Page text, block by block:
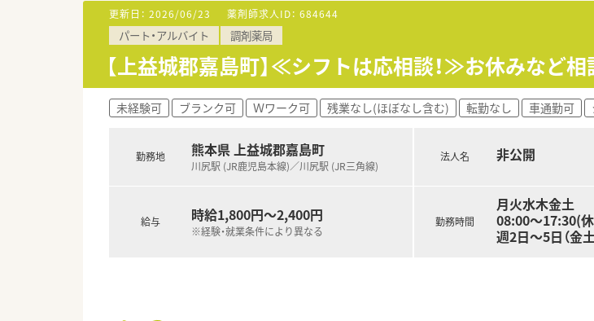
【法人特徴について】
■熊本県と福岡県大牟田市に合わせて3つの店舗を展開し、地域に密着
■小規模な法人ならではのアットホームな雰囲気があり、社員一人ひと
■社員が心身ともに働きやすい職場環境の整備に注力しており、長く安
【こんな方にオススメ】
■毎日18時までには帰宅したいとお考えの、プライベートの時間をし
■これから新しく調剤薬局での経験を積んでいきたいと希望される、
■通勤における満員電車のストレスを避け、ご自身の車で快適にマイペ
更新日： 2026/06/23 薬剤師求人ID： 684644
パート・アルバイト 調剤薬局
【上益城郡嘉島町】≪シフトは応相談！≫お休みなど
未経験可 ブランク可 Ｗワーク可 残業なし(ほぼなし含む) 転勤なし 車通勤可
勤務地 熊本県 上益城郡嘉島町
川尻駅 (JR鹿児島本線)／川尻駅 (JR三角線)
給与 時給1,800円～2,400円
※経験・就業条件により異なる
法人名 非公開
勤務時間
月火水木金土
08:00～17:30(
週2日～5日（金